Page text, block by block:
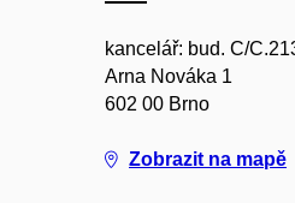
kancelář: bud. C/
Arna Nováka 1
602 00 Brno
Zobrazit na mapě